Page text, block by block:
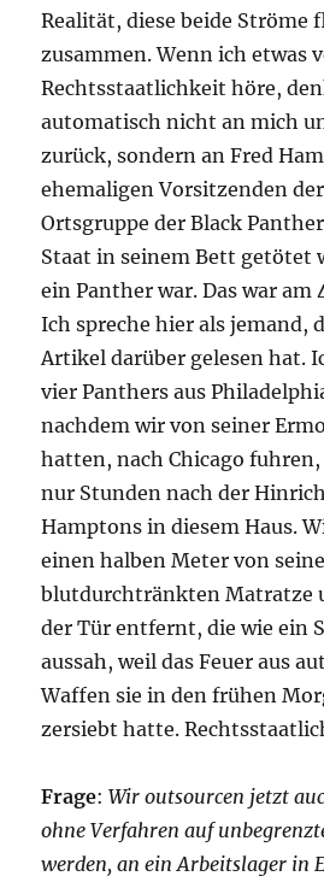
Realität, diese beide Ströme
zusammen. Wenn ich etwas
Rechtsstaatlichkeit höre,
automatisch nicht an mich
zurück, sondern an Fred
ehemaligen Vorsitzenden
Ortsgruppe der Black
Staat in seinem Bett getötet
ein Panther war. Das war am
Ich spreche hier als jemand,
Artikel darüber gelesen hat.
vier Panthers aus
nachdem wir von seiner
hatten, nach Chicago
nur Stunden nach der
Hamptons in diesem Haus.
einen halben Meter von
blutdurchtränkten Matratze
der Tür entfernt, die wie ein
aussah, weil das Feuer aus
Waffen sie in den frühen
zersiebt hatte.
Frage:Wir outsourcen jetzt
ohne Verfahren auf
werden, an ein Arbeitslager in